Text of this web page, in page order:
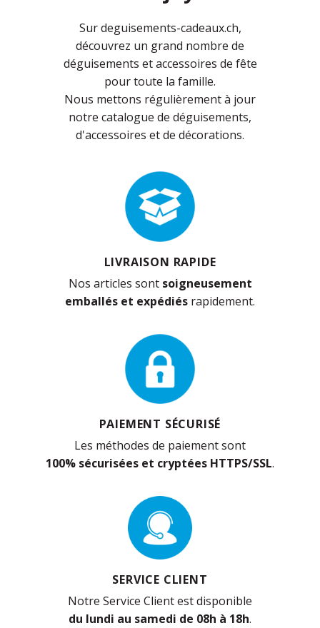
Sur deguisements-cadeaux.ch,
découvrez un grand nombre de
déguisements et accessoires de fête
pour toute la famille.
Nous mettons régulièrement à jour
notre catalogue de déguisements,
d'accessoires et de décorations.
LIVRAISON RAPIDE
Nos articles sont soigneusement
emballés et expédiés rapidement.
PAIEMENT SÉCURISÉ
Les méthodes de paiement sont
100% sécurisées et cryptées HTTPS/SSL.
SERVICE CLIENT
Notre Service Client est disponible
du lundi au samedi de 08h à 18h.